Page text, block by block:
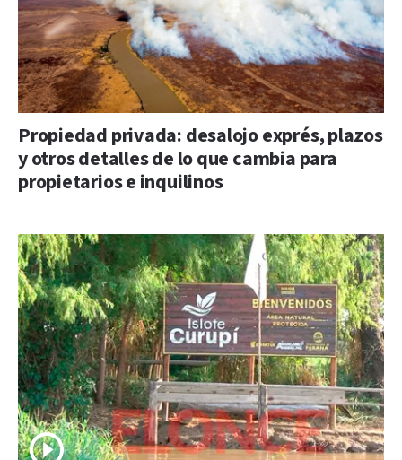
Propiedad privada: desalojo exprés, plazos
y otros detalles de lo que cambia para
propietarios e inquilinos